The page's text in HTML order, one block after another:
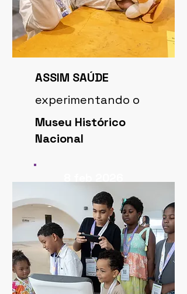
ASSIM SAÚDE
experimentando o
Museu Histórico
Nacional
8 feb 2026